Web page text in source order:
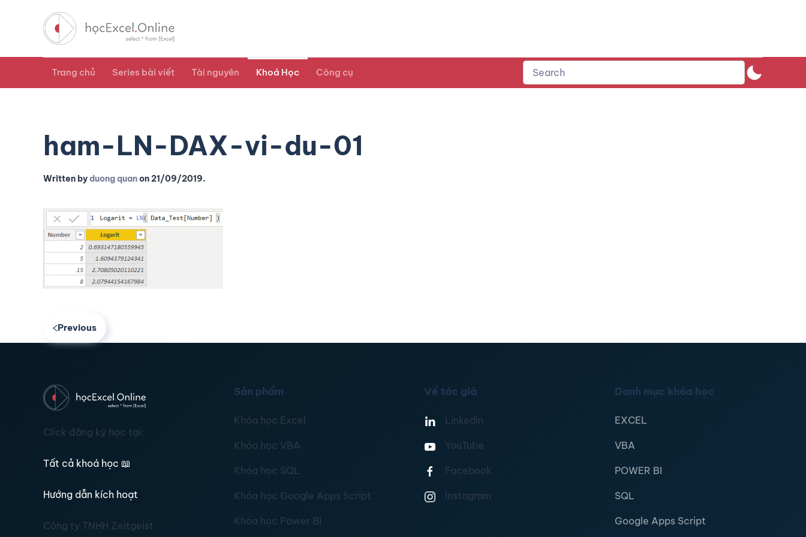
Trang chủ Series bài viết Tài nguyên Khoá Học Công cụ
ham-LN-DAX-vi-du-01
Written byduong quanon21/09/2019.
Previous
Click đăng ký học tại:
Tất cả khoá học 📖
Hướng dẫn kích hoạt
Công ty TNHH Zeitgeist
Sản phẩm
Khóa học Excel
Khóa học VBA
Khóa học SQL
Khóa học Google Apps Script
Khóa học Power BI
Về tác giả
Linkedin
YouTube
Facebook
Instagram
Danh mục khóa học
EXCEL
VBA
POWER BI
SQL
Google Apps Script